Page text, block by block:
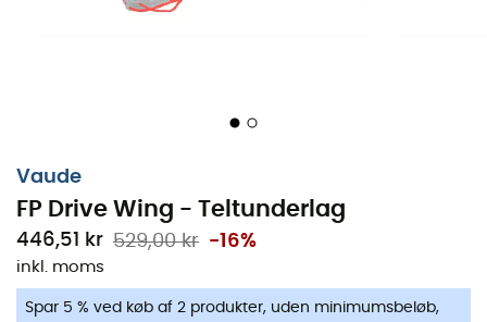
Vaude
FP Drive Wing - Teltunderlag
446,51 kr 529,00 kr -16%
inkl. moms
Spar 5 % ved køb af 2 produkter, uden minimumsbeløb,